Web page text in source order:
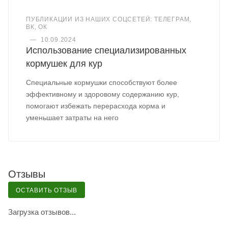
ПУБЛИКАЦИИ ИЗ НАШИХ СОЦСЕТЕЙ: ТЕЛЕГРАМ,
ВК, ОК
—
10.09.2024
Использование специализированных
кормушек для кур
Специальные кормушки способствуют более
эффективному и здоровому содержанию кур,
помогают избежать перерасхода корма и
уменьшает затраты на него
Отзывы
ОСТАВИТЬ ОТЗЫВ
Загрузка отзывов...